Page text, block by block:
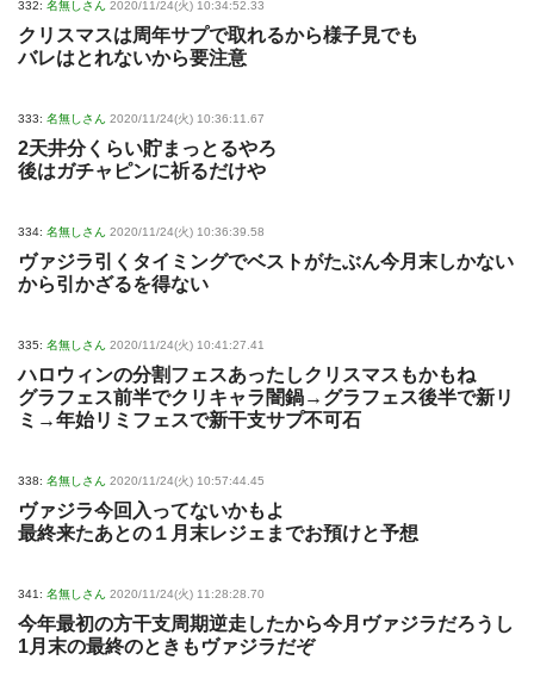
332: 名無しさん 2020/11/24(火) 10:34:52.33
クリスマスは周年サプで取れるから様子見でも
バレはとれないから要注意
333: 名無しさん 2020/11/24(火) 10:36:11.67
2天井分くらい貯まっとるやろ
後はガチャピンに祈るだけや
334: 名無しさん 2020/11/24(火) 10:36:39.58
ヴァジラ引くタイミングでベストがたぶん今月末しかない
から引かざるを得ない
335: 名無しさん 2020/11/24(火) 10:41:27.41
ハロウィンの分割フェスあったしクリスマスもかもね
グラフェス前半でクリキャラ闇鍋→グラフェス後半で新リ
ミ→年始リミフェスで新干支サプ不可石
338: 名無しさん 2020/11/24(火) 10:57:44.45
ヴァジラ今回入ってないかもよ
最終来たあとの１月末レジェまでお預けと予想
341: 名無しさん 2020/11/24(火) 11:28:28.70
今年最初の方干支周期逆走したから今月ヴァジラだろうし
1月末の最終のときもヴァジラだぞ